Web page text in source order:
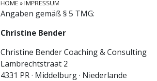
HOME »IMPRESSUM
Angaben gemäß § 5 TMG:
Christine Bender
Christine Bender Coaching & Consulting
Lambrechtstraat 2
4331 PR · Middelburg · Niederlande